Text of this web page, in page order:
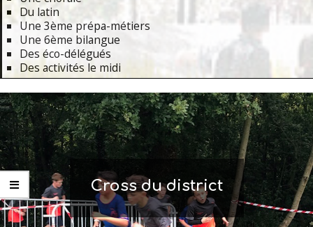
Du latin
Une 3ème prépa-métiers
Une 6ème bilangue
Des éco-délégués
Des activités le midi
Navigation
Menu
Cross du district